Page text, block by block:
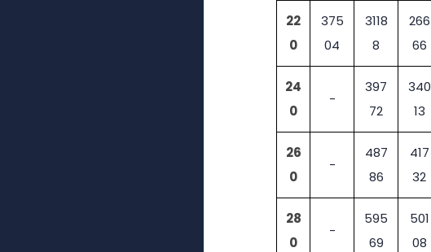
22
0
375
04
3118
8
266
66
24
0
-
397
72
340
13
26
0
-
487
86
417
32
28
0
-
595
69
501
08